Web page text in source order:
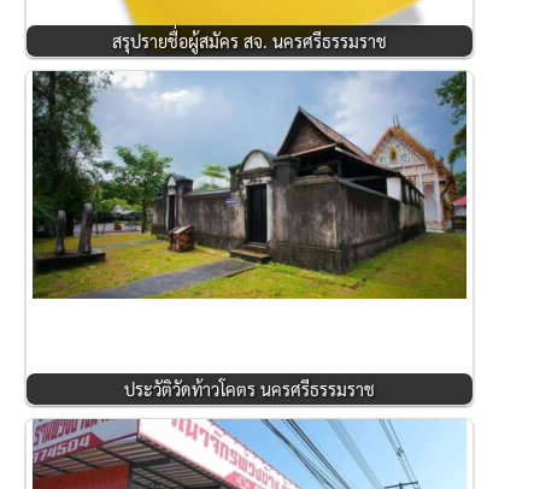
สรุปรายชื่อผู้สมัคร สจ. นครศรีธรรมราช
ประวัติวัดท้าวโคตร นครศรีธรรมราช